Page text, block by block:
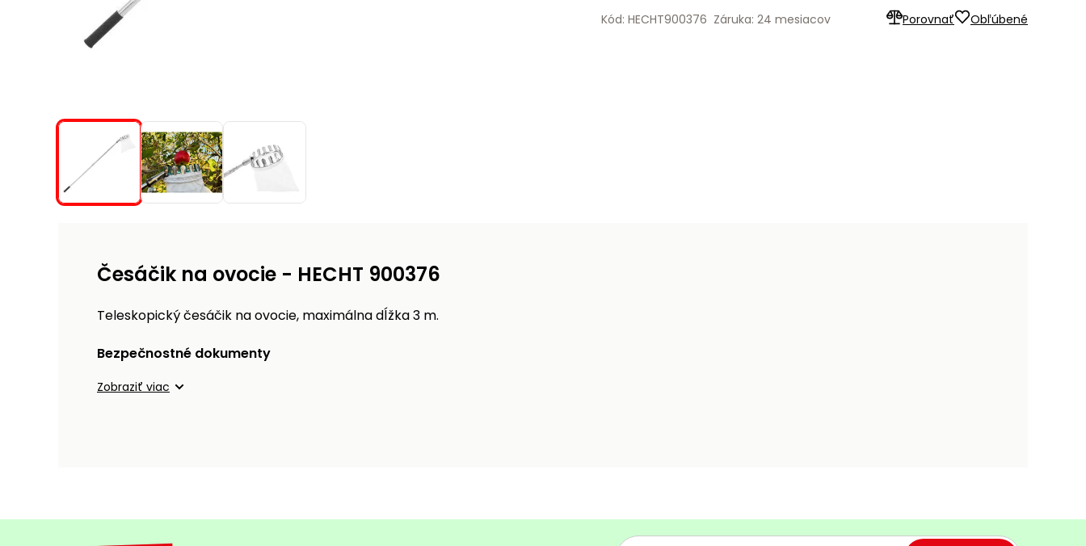
Porovnať Obľúbené
Kód: HECHT900376 Záruka: 24 mesiacov
Česáčik na ovocie - HECHT 900376
Teleskopický česáčik na ovocie, maximálna dĺžka 3 m.
Bezpečnostné dokumenty
Zobraziť viac